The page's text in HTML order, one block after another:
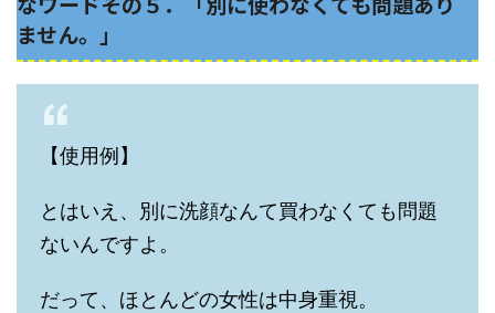
ません。」
【使用例】
とはいえ、別に洗顔なんて買わなくても問題
ないんですよ。
だって、ほとんどの女性は中身重視。